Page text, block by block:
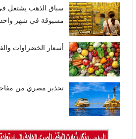
سباق الذهب يشتعل
مسبوقة في شهر واحد
أسعار الخضراوات
تحذير مصري من